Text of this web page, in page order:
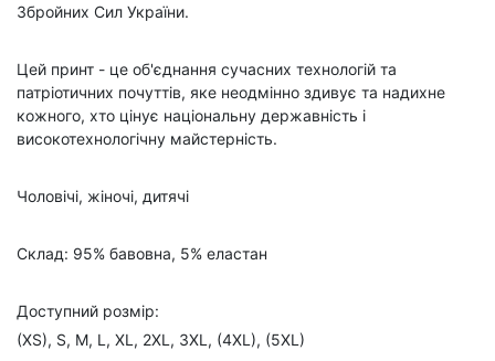
Збройних Сил України.
Цей принт - це об'єднання сучасних технологій та
патріотичних почуттів, яке неодмінно здивує та надихне
кожного, хто цінує національну державність і
високотехнологічну майстерність.
Чоловічі, жіночі, дитячі
Склад: 95% бавовна, 5% еластан
Доступний розмір:
(XS), S, M, L, XL, 2XL, 3XL, (4XL), (5XL)